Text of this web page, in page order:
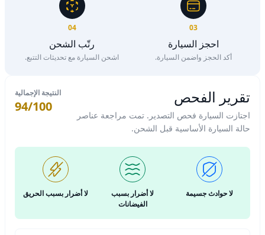
03
احجز السيارة
أكد الحجز واضمن السيارة.
04
رتّب الشحن
اشحن السيارة مع تحديثات التتبع.
تقرير الفحص
اجتازت السيارة فحص التصدير. تمت مراجعة عناصر
حالة السيارة الأساسية قبل الشحن.
النتيجة الإجمالية
94/100
لا حوادث جسيمة
لا أضرار بسبب
الفيضانات
لا أضرار بسبب الحريق